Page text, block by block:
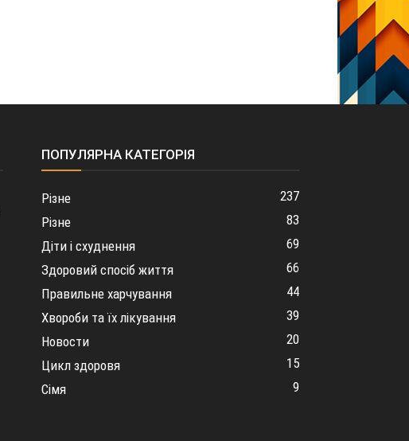
ПОПУЛЯРНА КАТЕГОРІЯ
Різне
237
Різне
83
Діти і схуднення
69
Здоровий спосіб життя
66
Правильне харчування
44
Хвороби та їх лікування
39
Новости
20
Цикл здоровя
15
Сімя
9